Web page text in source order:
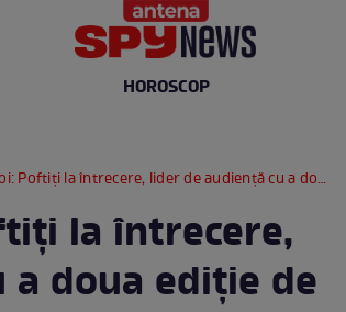
HOROSCOP
de audiență cu a doua ediție de la Oradea. Diseară, emisiunea aduce jocul care îl distruge psihic pe Liviu Vârciu
la întrecere,
doua ediție de